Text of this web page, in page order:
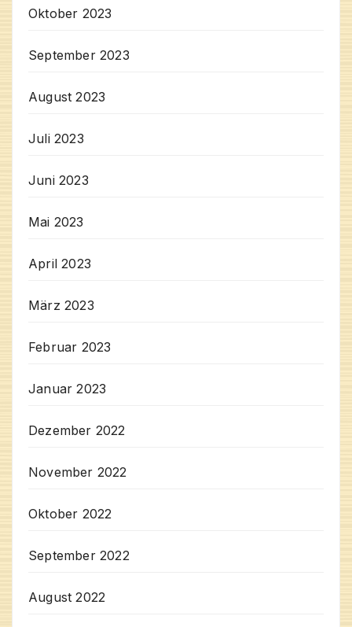
Oktober 2023
September 2023
August 2023
Juli 2023
Juni 2023
Mai 2023
April 2023
März 2023
Februar 2023
Januar 2023
Dezember 2022
November 2022
Oktober 2022
September 2022
August 2022